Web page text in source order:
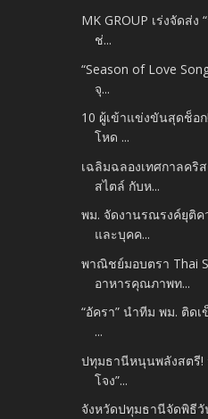
MK GROUP เร่งจัดส่
ช่...
“Season of Love
จุ...
10 ผู้เข้าแข่งขันสุดช็อ
โหด ...
เฉลิมฉลองเทศกาลคริ
สไตล์ กับห...
พม. จัดงานรณรงค์ยุติค
และบุคค...
พาณิชย์มอบตรา Thai
อาหารคุณภาพท...
“อัครา” นำทีม พม. ติด
...
ปทุมธานีหนุนพลังสตรี!
โจง”...
จังหวัดปทุมธานีจัดพิธี